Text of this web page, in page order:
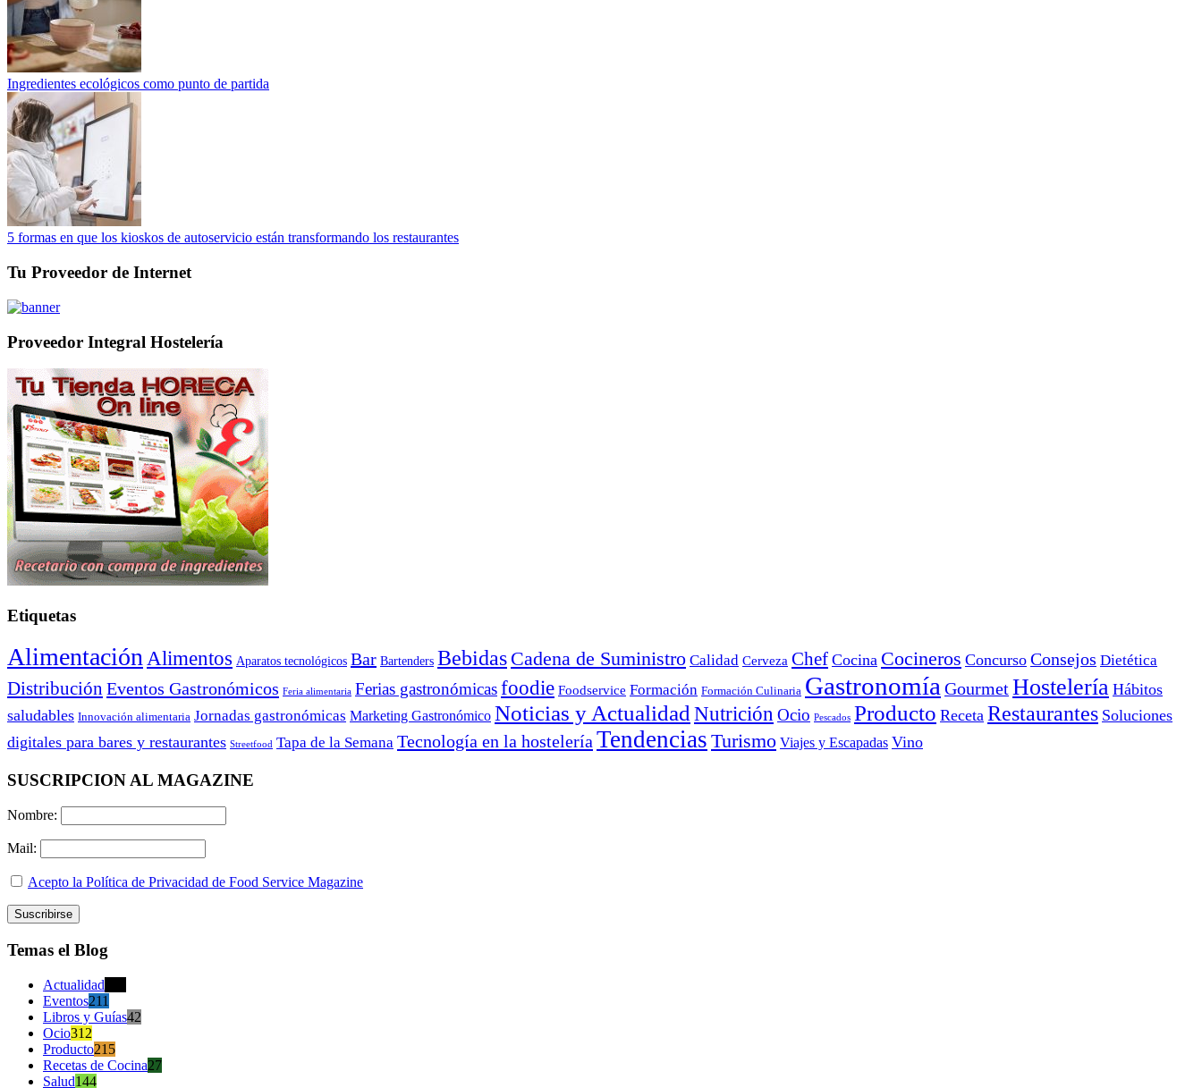
Ingredientes ecológicos como punto de partida
5 formas en que los kioskos de autoservicio están transformando los restaurantes
Tu Proveedor de Internet
Proveedor Integral Hostelería
Etiquetas
Alimentación Alimentos Aparatos tecnológicos Bar Bartenders Bebidas Cadena de Suministro Calidad Cerveza Chef Cocina Cocineros Concurso Consejos Dietética
Distribución Eventos Gastronómicos Feria alimentaria Ferias gastronómicasfoodie Foodservice Formación Formación Culinaria Gastronomía GourmetHostelería Hábitos
saludables Innovación alimentaria Jornadas gastronómicas Marketing Gastronómico Noticias y Actualidad Nutrición Ocio Pescados Producto Receta Restaurantes Soluciones
digitales para bares y restaurantes Streetfood Tapa de la Semana Tecnología en la hostelería Tendencias Turismo Viajes y Escapadas Vino
SUSCRIPCION AL MAGAZINE
Nombre:
Mail:
Acepto la Política de Privacidad de Food Service Magazine
Temas el Blog
Actualidad
Eventos211
Libros y Guías42
Ocio312
Producto215
Recetas de Cocina27
Salud144